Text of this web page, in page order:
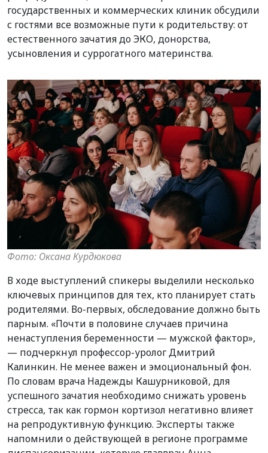
государственных и коммерческих клиник обсудили
с гостями все возможные пути к родительству: от
естественного зачатия до ЭКО, донорства,
усыновления и суррогатного материнства.
Фото: Оксана Курдюкова
В ходе выступлений спикеры выделили несколько
ключевых принципов для тех, кто планирует стать
родителями. Во-первых, обследование должно быть
парным. «Почти в половине случаев причина
ненаступления беременности — мужской фактор»,
— подчеркнул профессор-уролог Дмитрий
Калинкин. Не менее важен и эмоциональный фон.
По словам врача Надежды Кашурниковой, для
успешного зачатия необходимо снижать уровень
стресса, так как гормон кортизол негативно влияет
на репродуктивную функцию. Эксперты также
напомнили о действующей в регионе программе